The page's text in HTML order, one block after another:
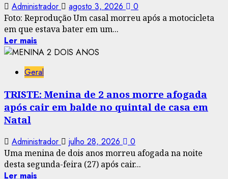
Administrador agosto 3, 2026 0
Foto: Reprodução Um casal morreu após a motocicleta
em que estava bater em um...
Ler mais
Geral
TRISTE: Menina de 2 anos morre afogada
após cair em balde no quintal de casa em
Natal
Administrador julho 28, 2026 0
Uma menina de dois anos morreu afogada na noite
desta segunda-feira (27) após cair...
Ler mais